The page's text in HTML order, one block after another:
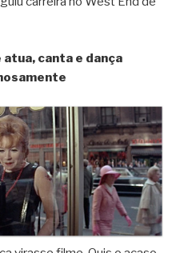
canta e dança